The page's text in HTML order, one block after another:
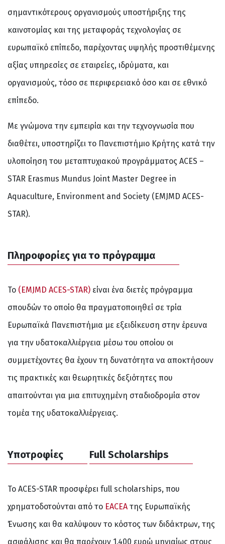
σημαντικότερους οργανισμούς υποστήριξης της
καινοτομίας και της μεταφοράς τεχνολογίας σε
ευρωπαϊκό επίπεδο, παρέχοντας υψηλής προστιθέμενης
αξίας υπηρεσίες σε εταιρείες, ιδρύματα, και
οργανισμούς, τόσο σε περιφερειακό όσο και σε εθνικό
επίπεδο.
Με γνώμονα την εμπειρία και την τεχνογνωσία που
διαθέτει, υποστηρίζει το Πανεπιστήμιο Κρήτης κατά την
υλοποίηση του μεταπτυχιακού προγράμματος ACES –
STAR Erasmus Mundus Joint Master Degree in
Aquaculture, Environment and Society (EMJMD ACES-
STAR).
Πληροφορίες για το πρόγραμμα
Το (EMJMD ACES-STAR) είναι ένα διετές πρόγραμμα
σπουδών το οποίο θα πραγματοποιηθεί σε τρία
Ευρωπαϊκά Πανεπιστήμια με εξειδίκευση στην έρευνα
για την υδατοκαλλιέργεια μέσω του οποίου οι
συμμετέχοντες θα έχουν τη δυνατότητα να αποκτήσουν
τις πρακτικές και θεωρητικές δεξιότητες που
απαιτούνται για μια επιτυχημένη σταδιοδρομία στον
τομέα της υδατοκαλλιέργειας.
Υποτροφίες Full Scholarships
Το ACES-STAR προσφέρει full scholarships, που
χρηματοδοτούνται από το EACEA της Ευρωπαϊκής
Ένωσης και θα καλύψουν το κόστος των διδάκτρων, της
ασφάλισης και θα παρέχουν 1.400 ευρώ μηνιαίως στους